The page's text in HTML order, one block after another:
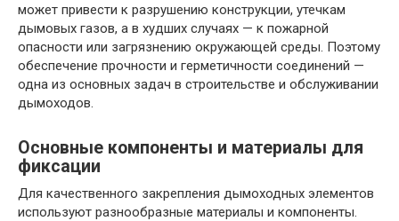
может привести к разрушению конструкции, утечкам
дымовых газов, а в худших случаях — к пожарной
опасности или загрязнению окружающей среды. Поэтому
обеспечение прочности и герметичности соединений —
одна из основных задач в строительстве и обслуживании
дымоходов.
Основные компоненты и материалы для
фиксации
Для качественного закрепления дымоходных элементов
используют разнообразные материалы и компоненты.